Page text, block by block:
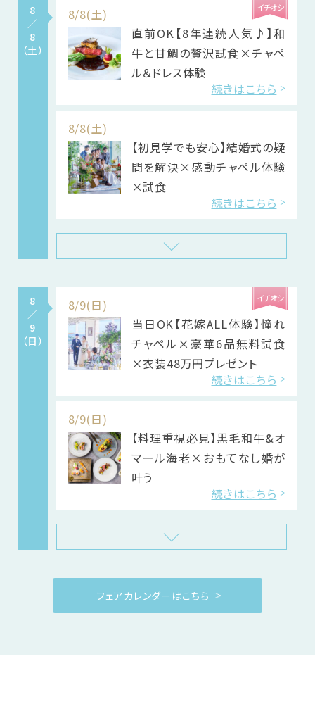
8
／
8
（土）
イチオシ
8/8(土)
直前OK【8年連続人気♪】和
牛と甘鯛の贅沢試食×チャペ
ル＆ドレス体験
続きはこちら
8/8(土)
【初見学でも安心】結婚式の疑
問を解決×感動チャペル体験
×試食
続きはこちら
8
／
9
（日）
イチオシ
8/9(日)
当日OK【花嫁ALL体験】憧れ
チャペル×豪華6品無料試食
×衣装48万円プレゼント
続きはこちら
8/9(日)
【料理重視必見】黒毛和牛&オ
マール海老×おもてなし婚が
叶う
続きはこちら
フェアカレンダーはこちら